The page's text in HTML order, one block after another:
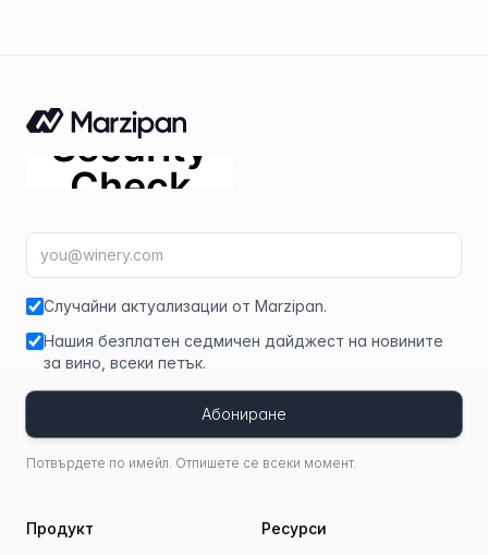
Имейл адрес
Случайни актуализации от Marzipan.
Нашия безплатен седмичен дайджест на новините
за вино, всеки петък.
Абониране
Потвърдете по имейл. Отпишете се всеки момент.
Продукт Ресурси